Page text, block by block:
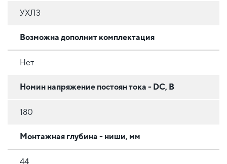
УХЛ3
Возможна дополнит комплектация
Нет
Номин напряжение постоян тока - DC, В
180
Монтажная глубина - ниши, мм
44